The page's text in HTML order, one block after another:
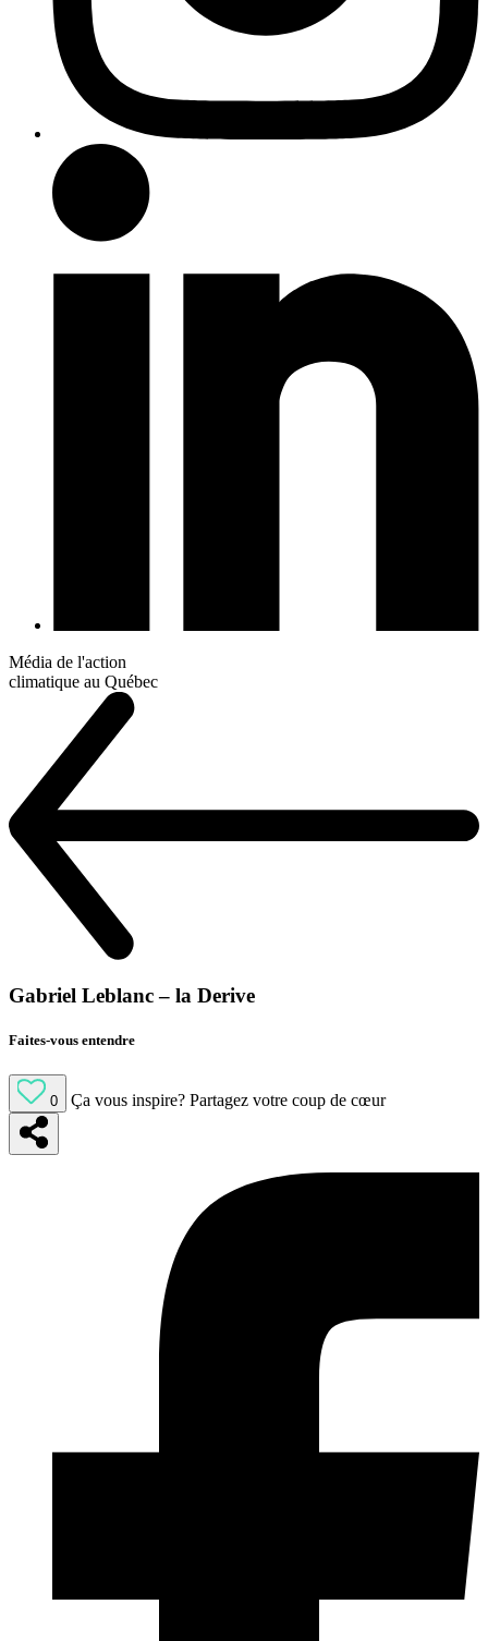
Média de l'action
climatique au Québec
Gabriel Leblanc – la Derive
Faites-vous entendre
0 Ça vous inspire? Partagez votre coup de cœur